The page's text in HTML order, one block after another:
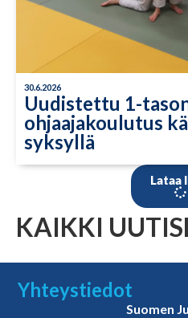
30.6.2026
Uudistettu 1-
ohjaajakoulutus
syksyllä
Lataa
KAIKKI
Yhteystiedot
Suomen